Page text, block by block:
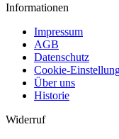
Informationen
Impressum
AGB
Datenschutz
Cookie-
Über uns
Historie
Widerruf